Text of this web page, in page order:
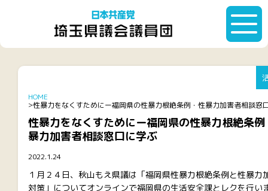
HOME
性暴力をなくすためにー福岡県の性暴力根絶条例・性暴力加害者相談窓
性暴力をなくすためにー福岡県の性暴力根絶条例
暴力加害者相談窓口に学ぶ
2022.1.24
１月２４日、秋山もえ県議は「福岡県性暴力根絶条例と性暴力
対策」についてオンラインで福岡県の生活安全課とレクを行い